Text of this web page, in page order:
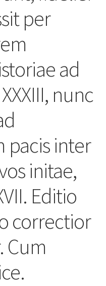
per
ad
nunc
pacis inter
initae,
Editio
correctior
Cum